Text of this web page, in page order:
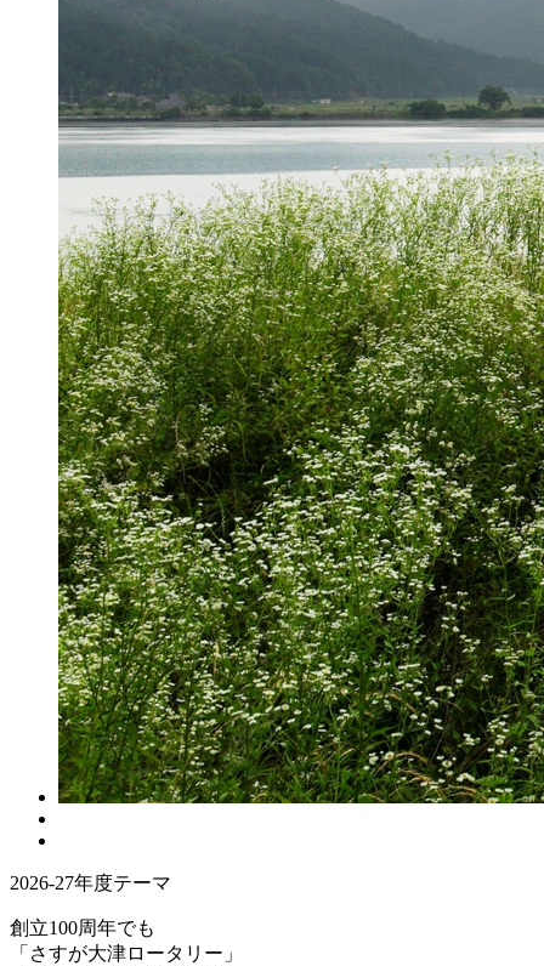
2026-27年度テーマ
創立100周年でも
「さすが大津ロータリー」